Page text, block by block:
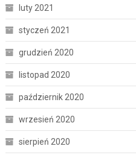
luty 2021
styczeń 2021
grudzień 2020
listopad 2020
październik 2020
wrzesień 2020
sierpień 2020